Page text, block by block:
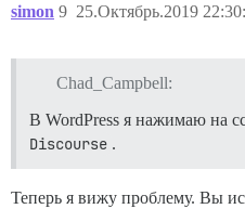
simon 25.Октябрь.2019
9
Chad_Campbell:
В WordPress я нажимаю на
Discourse .
Теперь я вижу проблему. Вы